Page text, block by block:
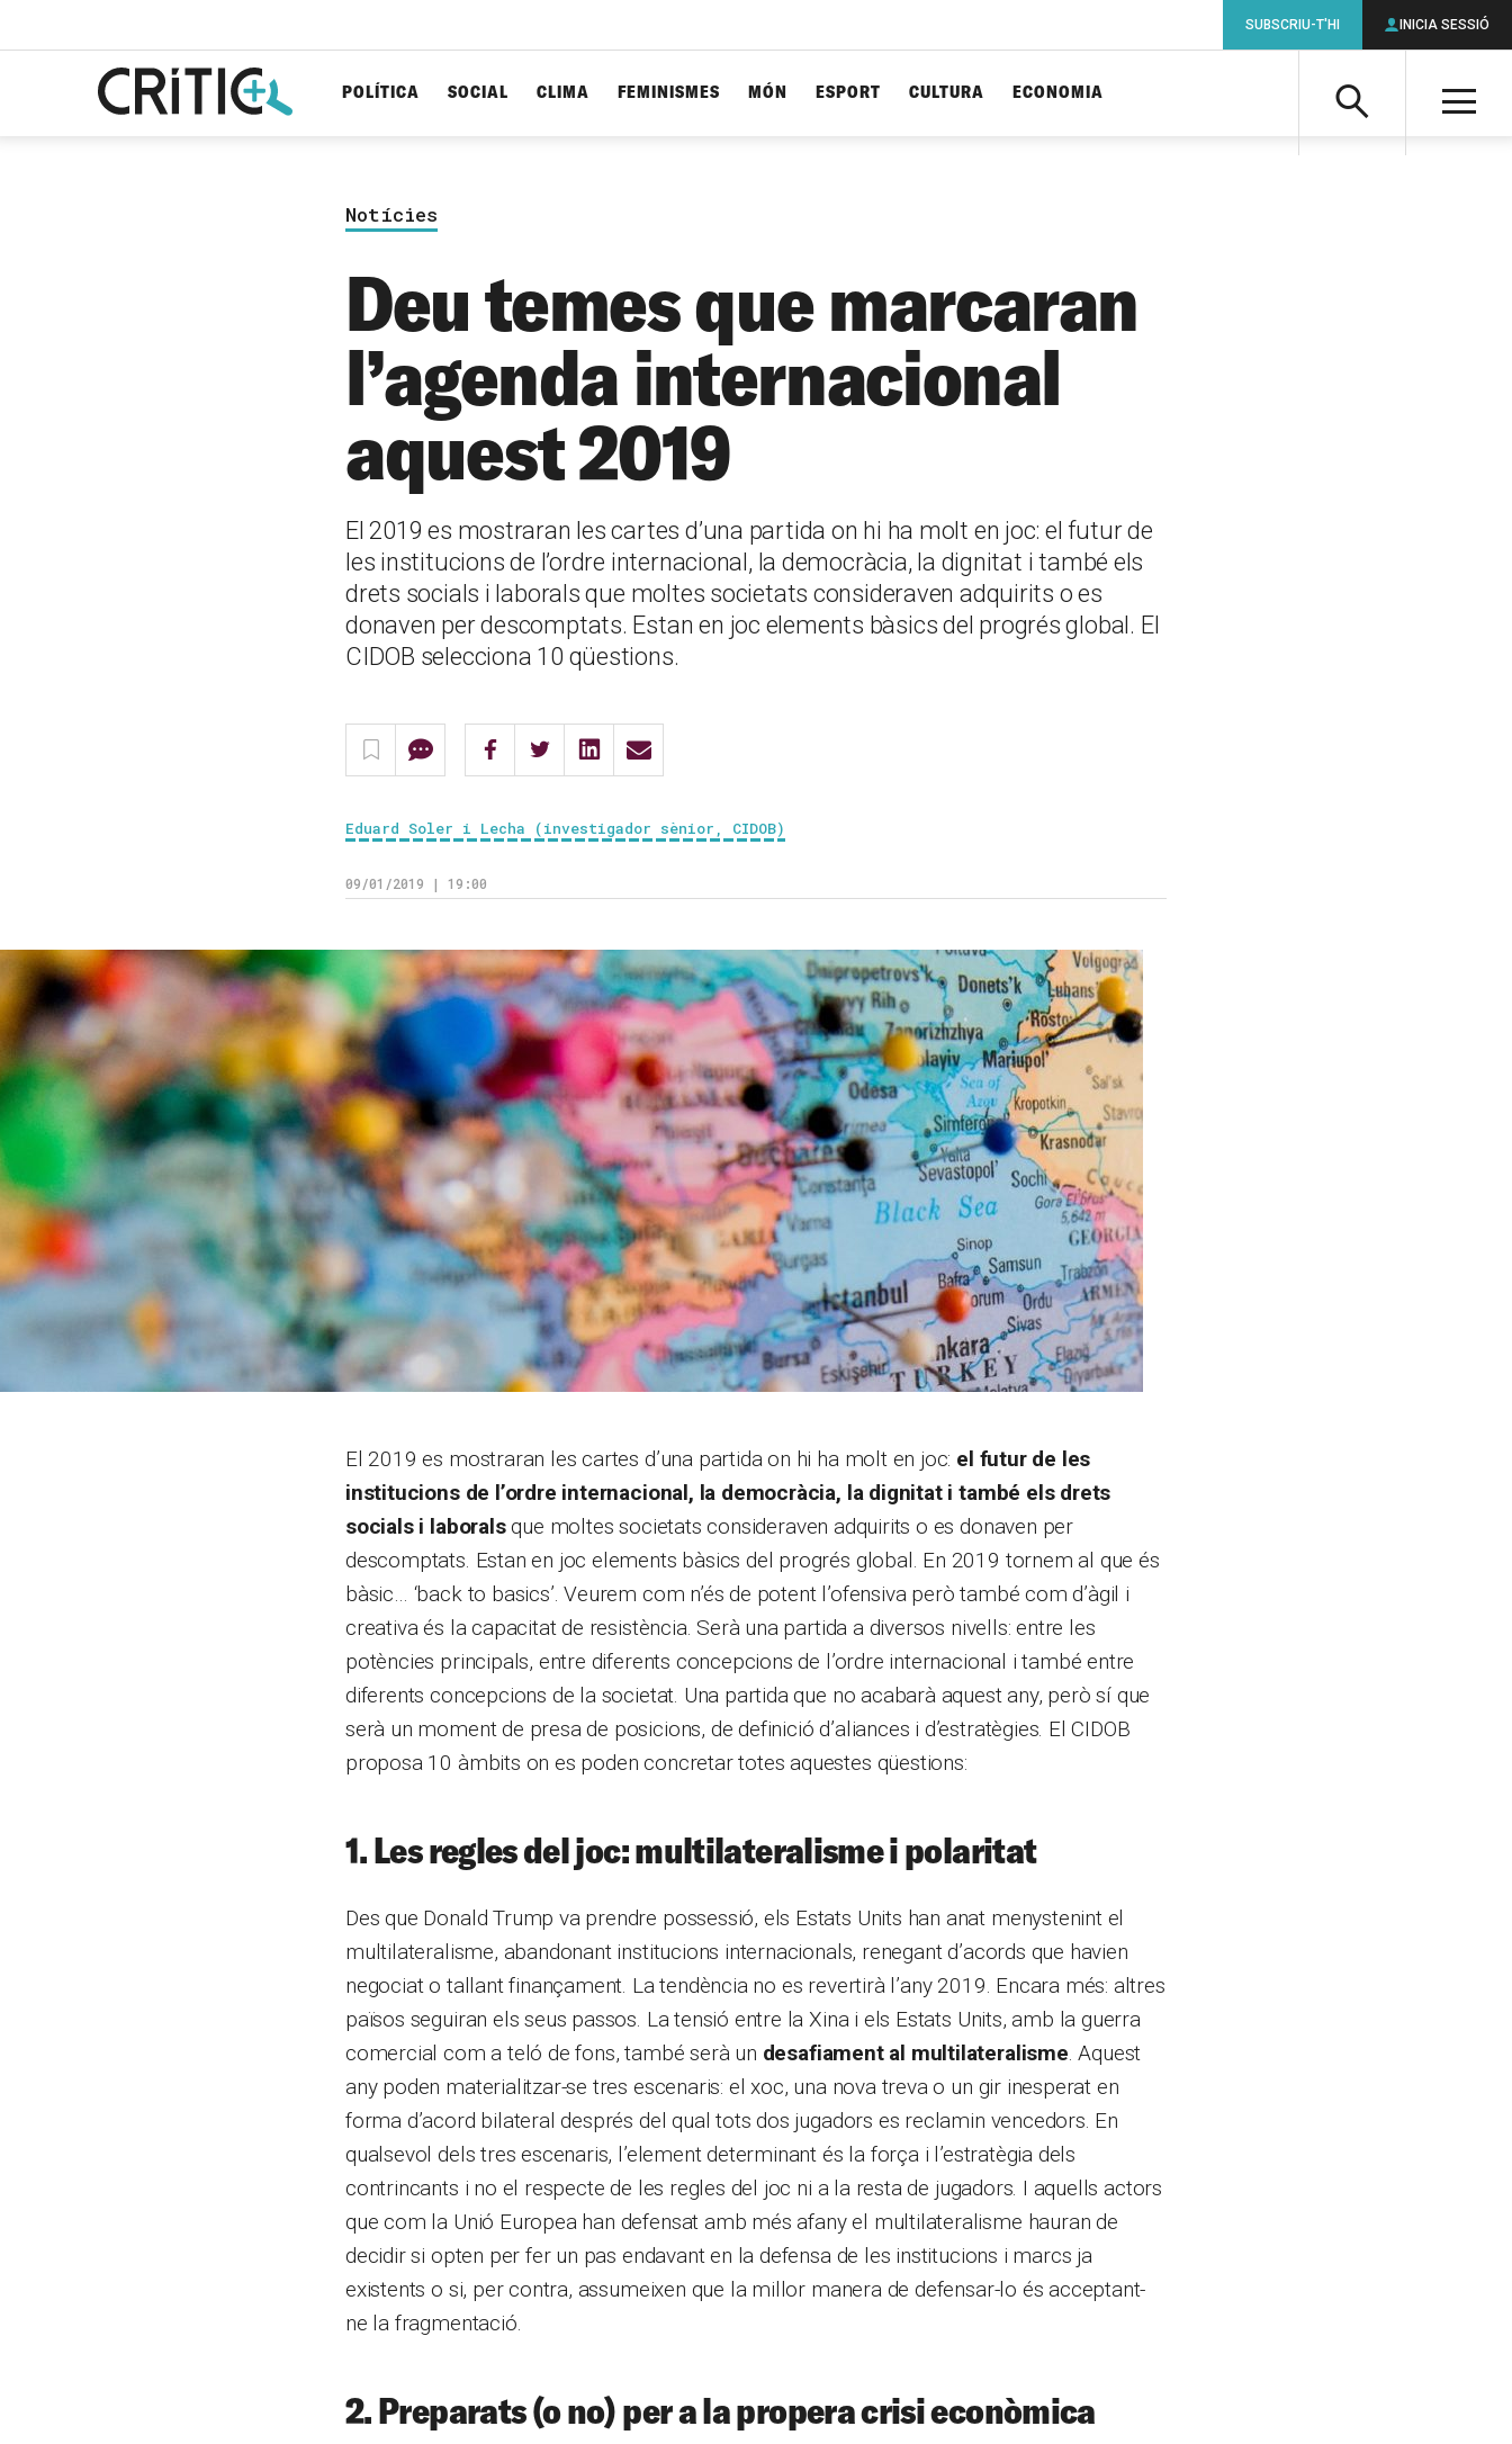
Cerca
POLÍTICA SOCIAL CLIMA FEMINISMES MÓN ESPORT CULTURA ECONOMIA
SUBSCRIU-T'HI INICIA SESSIÓ
Notícies
Deu temes que marcaran
l’agenda internacional
aquest 2019
El 2019 es mostraran les cartes d’una partida on hi ha molt en joc: el futur de
les institucions de l’ordre internacional, la democràcia, la dignitat i també els
drets socials i laborals que moltes societats consideraven adquirits o es
donaven per descomptats. Estan en joc elements bàsics del progrés global. El
CIDOB selecciona 10 qüestions.
Eduard Soler i Lecha (investigador sènior, CIDOB)
09/01/2019 | 19:00
El 2019 es mostraran les cartes d’una partida on hi ha molt en joc: el futur de les
institucions de l’ordre internacional, la democràcia, la dignitat i també els drets
socials i laboralsque moltes societats consideraven adquirits o es donaven per
descomptats. Estan en joc elements bàsics del progrés global. En 2019 tornem al que és
bàsic… ‘back to basics’. Veurem com n’és de potent l’ofensiva però també com d’àgil i
creativa és la capacitat de resistència. Serà una partida a diversos nivells: entre les
potències principals, entre diferents concepcions de l’ordre internacional i també entre
diferents concepcions de la societat. Una partida que no acabarà aquest any, però sí que
serà un moment de presa de posicions, de definició d’aliances i d’estratègies. El CIDOB
proposa 10 àmbits on es poden concretar totes aquestes qüestions:
1. Les regles del joc: multilateralisme i polaritat
Des que Donald Trump va prendre possessió, els Estats Units han anat menystenint el
multilateralisme, abandonant institucions internacionals, renegant d’acords que havien
negociat o tallant finançament. La tendència no es revertirà l’any 2019. Encara més: altres
països seguiran els seus passos. La tensió entre la Xina i els Estats Units, amb la guerra
comercial com a teló de fons, també serà un desafiament al multilateralisme. Aquest
any poden materialitzar-se tres escenaris: el xoc, una nova treva o un gir inesperat en
forma d’acord bilateral després del qual tots dos jugadors es reclamin vencedors. En
qualsevol dels tres escenaris, l’element determinant és la força i l’estratègia dels
contrincants i no el respecte de les regles del joc ni a la resta de jugadors. I aquells actors
que com la Unió Europea han defensat amb més afany el multilateralisme hauran de
decidir si opten per fer un pas endavant en la defensa de les institucions i marcs ja
existents o si, per contra, assumeixen que la millor manera de defensar-lo és acceptant-
ne la fragmentació.
2. Preparats (o no) per a la propera crisi econòmica